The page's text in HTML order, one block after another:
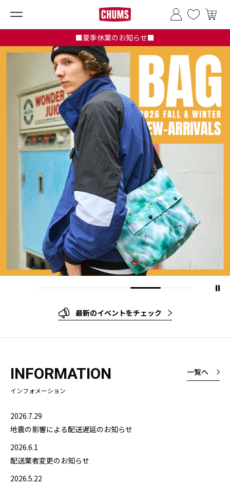
■夏季休業のお知らせ■
最新のイベントをチェック
INFORMATION
インフォメーション
一覧へ
2026.7.29
地震の影響による配送遅延のお知らせ
2026.6.1
配送業者変更のお知らせ
2026.5.22